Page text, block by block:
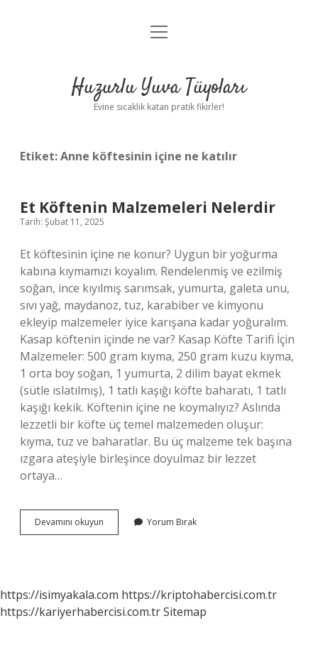
Anasayfa
Yasal Uyarı
menüyü
Huzurlu Yuva Tüyoları
Evine sıcaklık katan pratik fikirler!
Etiket:Anne köftesinin içine ne katılır
Et Köftenin Malzemeleri Nelerdir
Tarih: Şubat 11, 2025
Et köftesinin içine ne konur? Uygun bir yoğurma
kabına kıymamızı koyalım. Rendelenmiş ve ezilmiş
soğan, ince kıyılmış sarımsak, yumurta, galeta unu,
sıvı yağ, maydanoz, tuz, karabiber ve kimyonu
ekleyip malzemeler iyice karışana kadar yoğuralım.
Kasap köftenin içinde ne var? Kasap Köfte Tarifi İçin
Malzemeler: 500 gram kıyma, 250 gram kuzu kıyma,
1 orta boy soğan, 1 yumurta, 2 dilim bayat ekmek
(sütle ıslatılmış), 1 tatlı kaşığı köfte baharatı, 1 tatlı
kaşığı kekik. Köftenin içine ne koymalıyız? Aslında
lezzetli bir köfte üç temel malzemeden oluşur:
kıyma, tuz ve baharatlar. Bu üç malzeme tek başına
ızgara ateşiyle birleşince doyulmaz bir lezzet
ortaya…
Devamını okuyun
Köftenin
Yorum Bırak
https://isimyakala.com https://kriptohabercisi.com.tr
https://kariyerhabercisi.com.trSitemap